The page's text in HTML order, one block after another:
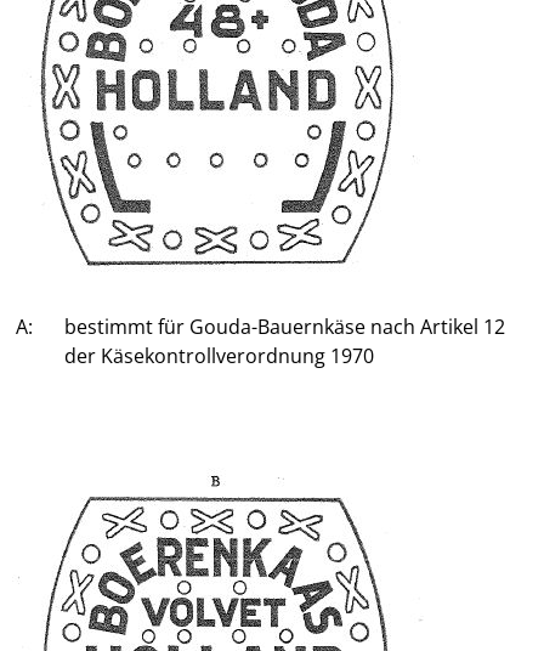
A:
bestimmt für Gouda-Bauernkäse nach Artikel 12
der Käsekontrollverordnung 1970